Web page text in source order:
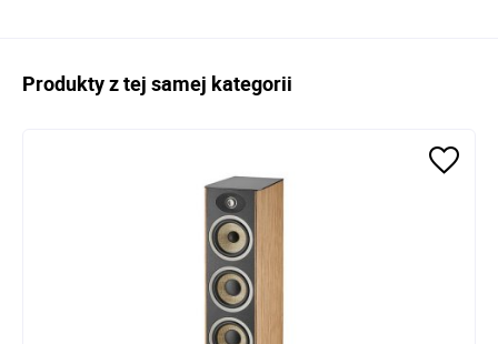
Produkty z tej samej kategorii